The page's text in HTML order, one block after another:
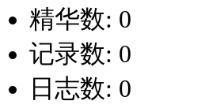
精华数: 0
记录数: 0
日志数: 0